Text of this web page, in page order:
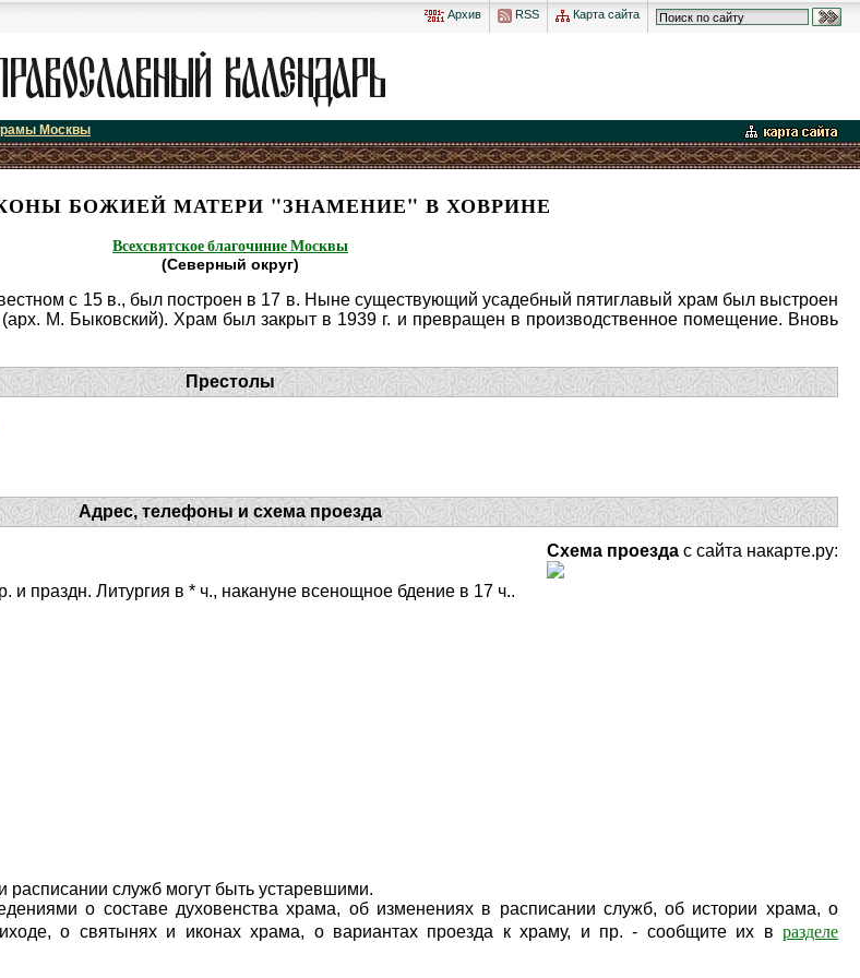
Архив RSS Карта сайта
Москвы
БОЖИЕЙ МАТЕРИ "ЗНАМЕНИЕ" В ХОВРИНЕ
Всехсвятское благочиние Москвы
(Северный округ)
с 15 в., был построен в 17 в. Ныне существующий усадебный пятиглавый храм был выстроен
М. Быковский). Храм был закрыт в 1939 г. и превращен в производственное помещение. Вновь
Престолы
Адрес, телефоны и схема проезда
Схема проезда с сайта накарте.ру:
и праздн. Литургия в * ч., накануне всенощное бдение в 17 ч..
расписании служб могут быть устаревшими.
о составе духовенства храма, об изменениях в расписании служб, об истории храма, о
о святынях и иконах храма, о вариантах проезда к храму, и пр. - сообщите их в разделе